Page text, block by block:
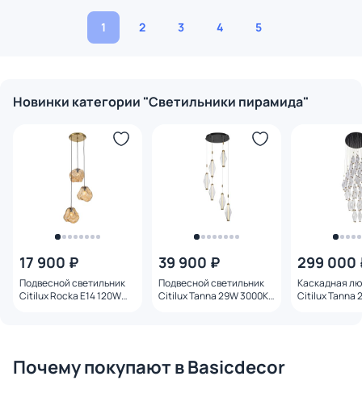
1 2 3 4 5
Новинки категории "Светильники пирамида"
17 900 ₽
Подвесной светильник
Citilux Rocka Е14 120W
39 900 ₽
Подвесной светильник
Citilux Tanna 29W 3000К
299 000
Каскадная
Citilux Tanna
Почему покупают в Basicdecor